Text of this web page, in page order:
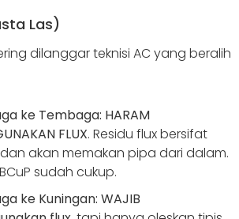
Las)
dilanggar teknisi AC yang beralih
ke Tembaga: HARAM
FLUX. Residu flux bersifat
akan memakan pipa dari dalam.
sudah cukup.
ke Kuningan: WAJIB